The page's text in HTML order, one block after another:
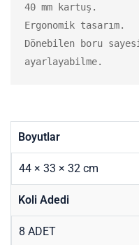
40 mm kartuş.
Ergonomik tasarım.
Dönebilen boru
ayarlayabilme.
Boyutlar
44 × 33 × 32 cm
Koli Adedi
8 ADET